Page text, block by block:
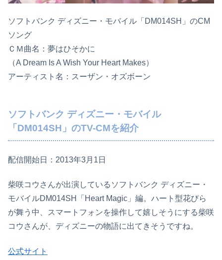
ソフトバンク ディズニー・モバイル「DM014SH」のCM
ソング
ＣＭ曲名：夢はひそかに
（A Dream Is A Wish Your Heart Makes）
アーティスト名：スーザン・オズボーン
ソフトバンク ディズニー・モバイル
「DM014SH」のTV-CMを紹介
配信開始日：2013年3月1日
柴咲コウさんが出演しているソフトバンク ディズニー・
モバイルDM014SH「Heart Magic」編。ハート型花びら
が舞う中、スマートフォンを操作して嬉しそうにする柴咲
コウさんが、ディズニーの物語に出てきそうですね。
公式サイト